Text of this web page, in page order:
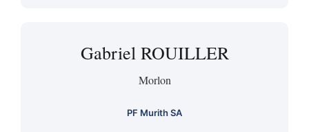
Gabriel ROUILLER
Morlon
PF Murith SA